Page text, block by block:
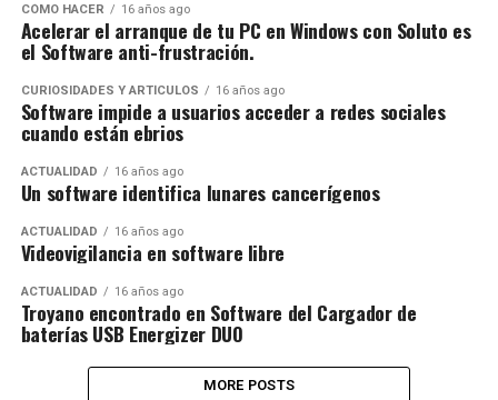
CÓMO HACER 16 años ago
Acelerar el arranque de tu PC en Windows con Soluto es
el Software anti-frustración.
CURIOSIDADES Y ARTÍCULOS 16 años ago
Software impide a usuarios acceder a redes sociales
cuando están ebrios
ACTUALIDAD 16 años ago
Un software identifica lunares cancerígenos
ACTUALIDAD 16 años ago
Videovigilancia en software libre
ACTUALIDAD 16 años ago
Troyano encontrado en Software del Cargador de
baterías USB Energizer DUO
MORE POSTS